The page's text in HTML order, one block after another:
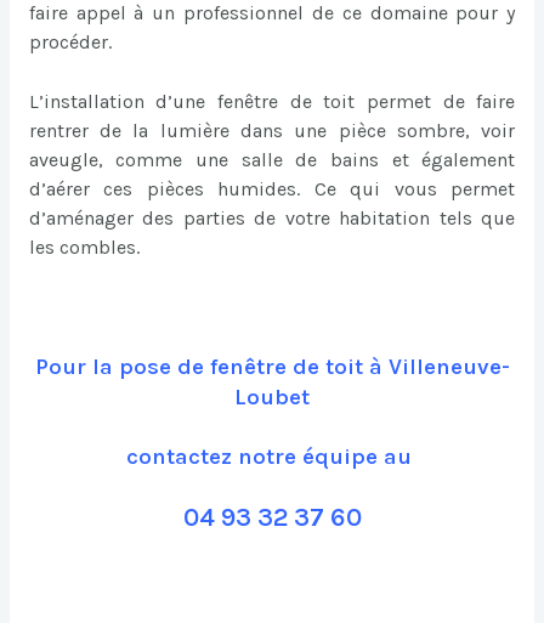
faire appel à un professionnel de ce domaine pour y
procéder.
L’installation d’une fenêtre de toit permet de faire
rentrer de la lumière dans une pièce sombre, voir
aveugle, comme une salle de bains et également
d’aérer ces pièces humides. Ce qui vous permet
d’aménager des parties de votre habitation tels que
les combles.
Pour la pose de fenêtre de toit à Villeneuve-
Loubet
contactez notre équipe au
04 93 32 37 60